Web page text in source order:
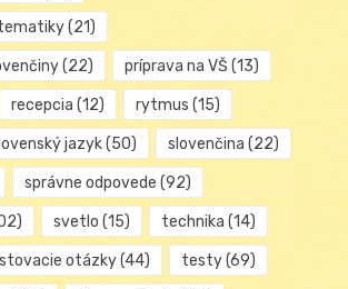
(21)
(22) príprava na VŠ (13)
recepcia (12) rytmus (15)
jazyk(50) slovenčina (22)
správne odpovede (92)
svetlo (15) technika (14)
otázky(44) testy(69)